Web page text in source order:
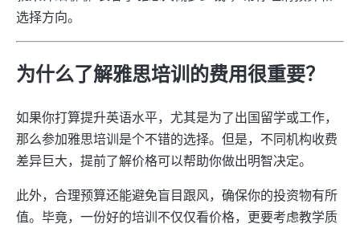
选择方向。
为什么了解雅思培训的费用很重要？
如果你打算提升英语水平，尤其是为了出国留学或工作，
那么参加雅思培训是个不错的选择。但是，不同机构收费
差异巨大，提前了解价格可以帮助你做出明智决定。
此外，合理预算还能避免盲目跟风，确保你的投资物有所
值。毕竟，一份好的培训不仅仅看价格，更要考虑教学质